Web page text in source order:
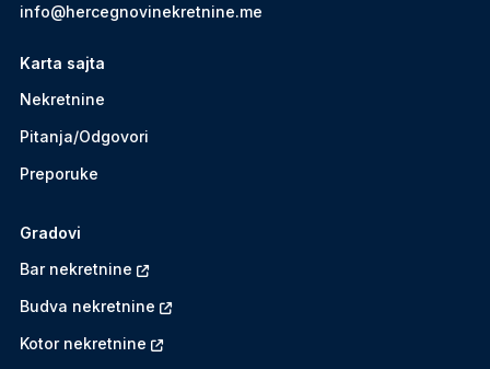
info@hercegnovinekretnine.me
Karta sajta
Nekretnine
Pitanja/Odgovori
Preporuke
Gradovi
Bar nekretnine
Budva nekretnine
Kotor nekretnine